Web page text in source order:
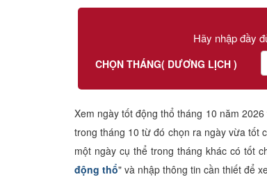
Văn Hoa Tâm linh
Hãy nhập đầy
CHỌN THÁNG( DƯƠNG LỊCH )
Xem ngày tốt động thổ tháng 10 năm
trong tháng 10 từ đó chọn ra ngày vừa tốt
một ngày cụ thể trong tháng khác có tốt
động thổ" và nhập thông tin cần thiết để